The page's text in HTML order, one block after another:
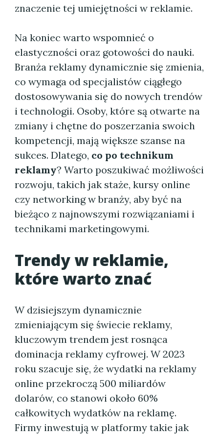
znaczenie tej umiejętności w reklamie.
Na koniec warto wspomnieć o
elastyczności oraz gotowości do nauki.
Branża reklamy dynamicznie się zmienia,
co wymaga od specjalistów ciągłego
dostosowywania się do nowych trendów
i technologii. Osoby, które są otwarte na
zmiany i chętne do poszerzania swoich
kompetencji, mają większe szanse na
sukces. Dlatego, co po technikum
reklamy? Warto poszukiwać możliwości
rozwoju, takich jak staże, kursy online
czy networking w branży, aby być na
bieżąco z najnowszymi rozwiązaniami i
technikami marketingowymi.
Trendy w reklamie,
które warto znać
W dzisiejszym dynamicznie
zmieniającym się świecie reklamy,
kluczowym trendem jest rosnąca
dominacja reklamy cyfrowej. W 2023
roku szacuje się, że wydatki na reklamy
online przekroczą 500 miliardów
dolarów, co stanowi około 60%
całkowitych wydatków na reklamę.
Firmy inwestują w platformy takie jak